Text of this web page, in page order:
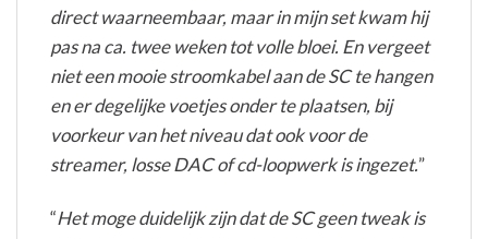
direct waarneembaar, maar in mijn set kwam hij
pas na ca. twee weken tot volle bloei. En vergeet
niet een mooie stroomkabel aan de SC te hangen
en er degelijke voetjes onder te plaatsen, bij
voorkeur van het niveau dat ook voor de
streamer, losse DAC of cd-loopwerk is ingezet.”
“Het moge duidelijk zijn dat de SC geen tweak is